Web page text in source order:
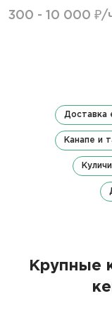
300 - 10 000 ₽/
Доставка
Канапе и
Крупные